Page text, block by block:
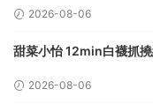
2026-08-06
甜菜小怡 12min白襪抓
2026-08-06